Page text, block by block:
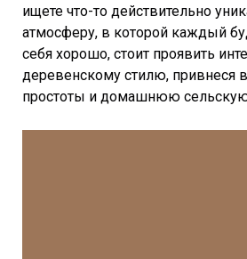
ищете что-то действительно
атмосферу, в которой каждый
себя хорошо, стоит проявить
деревенскому стилю, привнеся
простоты и домашнюю